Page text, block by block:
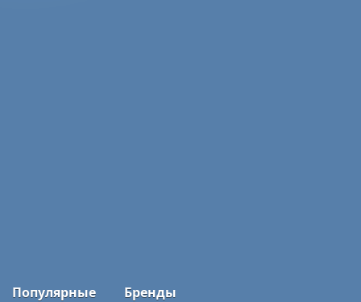
Популярные
Бренды